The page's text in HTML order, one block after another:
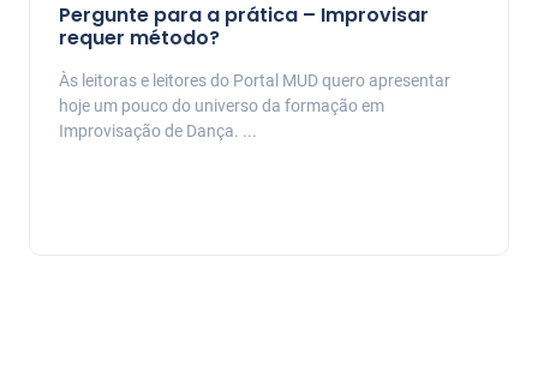
Pergunte para a prática – Improvisar
requer método?
Às leitoras e leitores do Portal MUD quero apresentar
hoje um pouco do universo da formação em
Improvisação de Dança. ...